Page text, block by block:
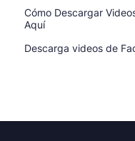
Cómo Descargar
Aquí
Descarga videos de